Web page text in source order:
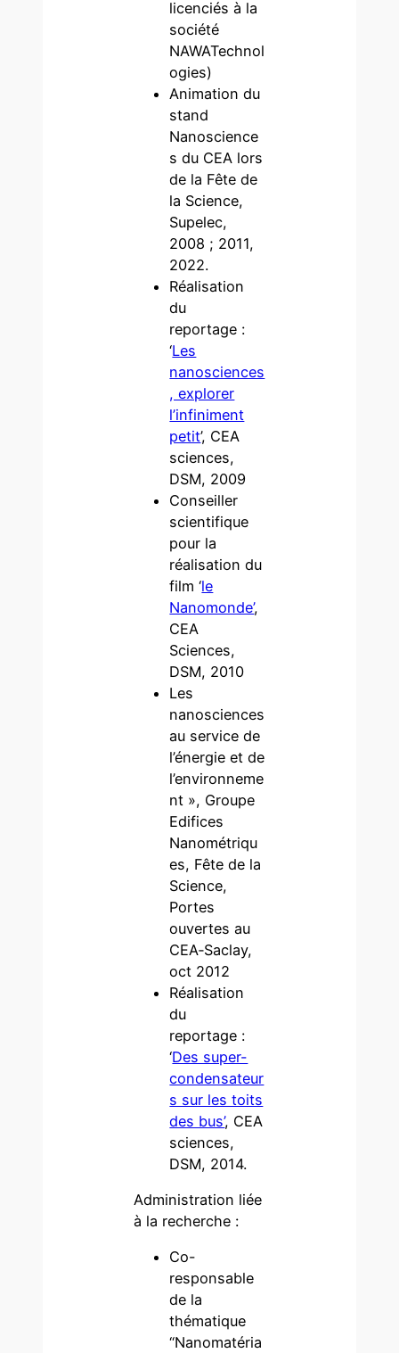
licenciés à la
société
NAWATechnol
ogies)
Animation du
stand
Nanoscience
s du CEA lors
de la Fête de
la Science,
Supelec,
2008 ; 2011,
2022.
Réalisation
du
reportage :
‘Les
nanosciences
, explorer
l’infiniment
petit’, CEA
sciences,
DSM, 2009
Conseiller
scientifique
pour la
réalisation du
film ‘le
Nanomonde’,
CEA
Sciences,
DSM, 2010
Les
nanosciences
au service de
l’énergie et de
l’environneme
nt », Groupe
Edifices
Nanométriqu
es, Fête de la
Science,
Portes
ouvertes au
CEA‐Saclay,
oct 2012
Réalisation
du
reportage :
‘Des super-
condensateur
s sur les toits
des bus’, CEA
sciences,
DSM, 2014.
Administration liée
à la recherche :
Co-
responsable
de la
thématique
“Nanomatéria